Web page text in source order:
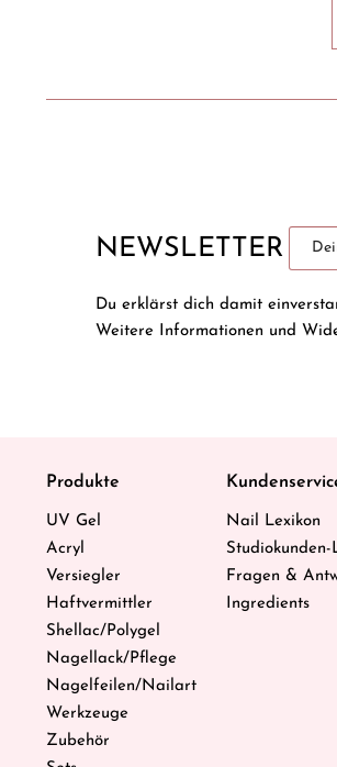
NEWSLETTER
Du erklärst dich damit
Weitere Informationen und
Produkte
UV Gel
Acryl
Versiegler
Haftvermittler
Shellac/Polygel
Nagellack/Pflege
Nagelfeilen/Nailart
Werkzeuge
Zubehör
Nail Lexikon
Studiokunden-
Fragen &
Ingredients